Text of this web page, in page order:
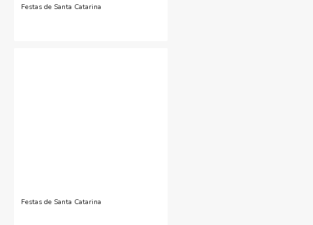
Festas de Santa Catarina
Festas de Santa Catarina